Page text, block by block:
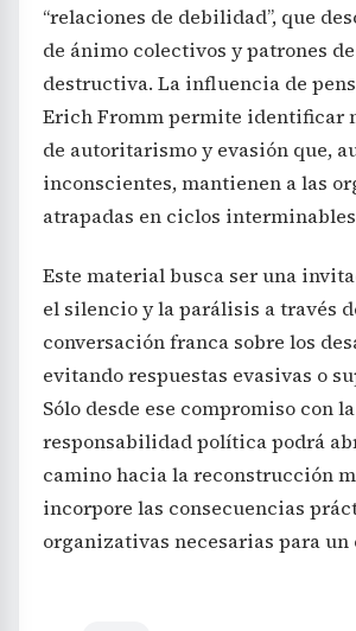
“relaciones de debilidad”, que
de ánimo colectivos y patrones
destructiva. La influencia de
Erich Fromm permite identificar
de autoritarismo y evasión que,
inconscientes, mantienen a las
atrapadas en ciclos
Este material busca ser una
el silencio y la parálisis a través
conversación franca sobre los
evitando respuestas evasivas o
Sólo desde ese compromiso con
responsabilidad política podrá
camino hacia la reconstrucción
incorpore las consecuencias
organizativas necesarias para un